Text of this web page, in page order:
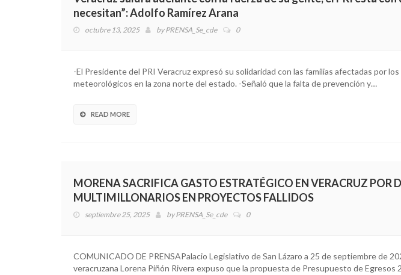
necesitan”: Adolfo Ramírez Arana
octubre 13, 2025 byPRENSA_Se_cde 0
-El Presidente del PRI Veracruz expresó su solidaridad con las familias afectadas por
meteorológicos en la zona norte del estado. -Señaló que la falta de prevención y…
READ MORE
MORENA SACRIFICA GASTO ESTRATÉGICO EN VERACRUZ POR
MULTIMILLONARIOS EN PROYECTOS FALLIDOS
septiembre 25, 2025 byPRENSA_Se_cde 0
COMUNICADO DE PRENSAPalacio Legislativo de San Lázaro a 25 de septiembre de
veracruzana Lorena Piñón Rivera expuso que la propuesta de Presupuesto de